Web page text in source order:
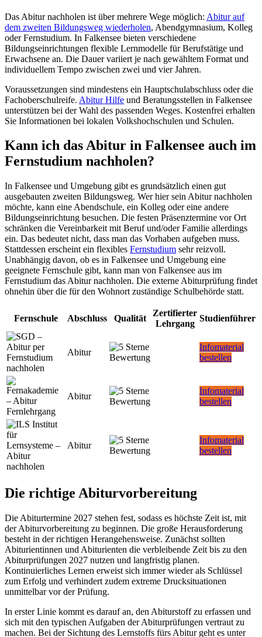
Das Abitur nachholen ist über mehrere Wege möglich: Abitur auf
dem zweiten Bildungsweg wiederholen, Abendgymnasium, Kolleg
oder Fernstudium. In Falkensee bieten verschiedene
Bildungseinrichtungen flexible Lernmodelle für Berufstätige und
Erwachsene an. Die Dauer variiert je nach gewähltem Format und
individuellem Tempo zwischen zwei und vier Jahren.
Voraussetzungen sind mindestens ein Hauptschulabschluss oder die
Fachoberschulreife. Abitur Hilfe und Beratungsstellen in Falkensee
unterstützen bei der Wahl des passenden Weges. Kostenfrei erhalten
Sie Informationen bei lokalen Volkshochschulen und Schulen.
Kann ich das Abitur in Falkensee auch im
Fernstudium nachholen?
In Falkensee und Umgebung gibt es grundsätzlich einen gut
ausgebauten zweiten Bildungsweg. Wer hier sein Abitur nachholen
möchte, kann eine Abendschule, ein Kolleg oder eine andere
Bildungseinrichtung besuchen. Die festen Präsenztermine vor Ort
schränken die Vereinbarkeit mit Beruf und/oder Familie allerdings
ein. Das bedeutet nicht, dass man das Vorhaben aufgeben muss.
Stattdessen erscheint ein flexibles Fernstudium sehr reizvoll.
Unabhängig davon, ob es in Falkensee und Umgebung eine
geeignete Fernschule gibt, kann man von Falkensee aus im
Fernstudium das Abitur nachholen. Die externe Abiturprüfung findet
ohnehin über die für den Wohnort zuständige Schulbehörde statt.
Fernschule Abschluss Qualität
Zertifierter
Lehrgang
Studienführer
Abitur
Infomaterial
bestellen
Abitur
Infomaterial
bestellen
Abitur
Infomaterial
bestellen
Die richtige Abiturvorbereitung
Die Abiturtermine 2027 stehen fest, sodass es höchste Zeit ist, mit
der Abiturvorbereitung zu beginnen. Die große Herausforderung
besteht in der richtigen Herangehensweise. Zunächst sollten
Abiturientinnen und Abiturienten die verbleibende Zeit bis zu den
Abiturprüfungen 2027 nutzen und langfristig planen.
Kontinuierliches Lernen erweist sich immer wieder als Schlüssel
zum Erfolg und verhindert zudem extreme Drucksituationen
unmittelbar vor der Prüfung.
In erster Linie kommt es darauf an, den Abiturstoff zu erfassen und
sich mit den typischen Aufgaben der Abiturprüfungen vertraut zu
machen. Bei der Sichtung des Lernstoffs fürs Abitur geht es unter